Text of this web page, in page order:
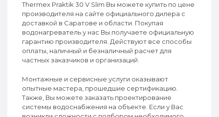
Thermex Praktik 30 V Slim Вы можете купить по цене
производителя на сайте официального дилера с
доставкой в Саратове и области. Покупая
водонагреватель у нас Вы получаете официальную
гарантию производителя. Действуют все способы
оплаты, наличный и безналичный расчет для
частных заказчиков и организаций.
Монтажные и сервисные услуги оказывают
опытные мастера, прошедшие сертификацию.
Также, Вы можете заказать проектирование
системы водоснабжения на объекте. Если у Вас